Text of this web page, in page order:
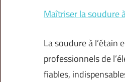
Maîtriser la soudure
La soudure à l’étain
professionnels de
fiables,